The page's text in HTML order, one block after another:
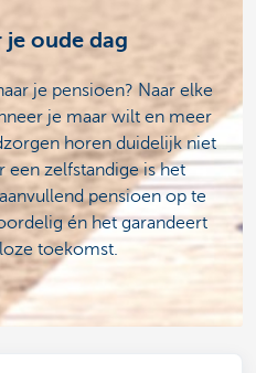
je oude dag
je pensioen? Naar elke
je maar wilt en meer
horen duidelijk niet
een zelfstandige is het
pensioen op te
én het garandeert
toekomst.